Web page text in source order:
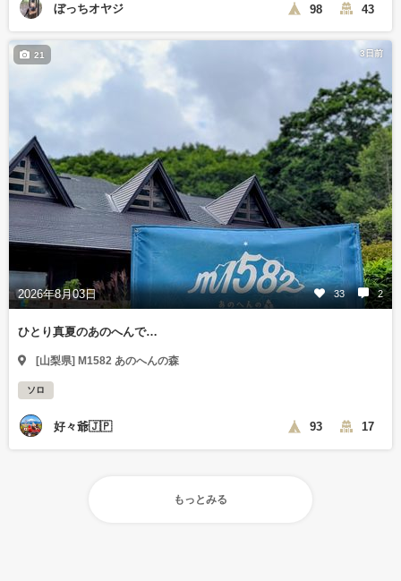
ぼっちオヤジ 98 43
3日前
2026年8月03日 33 2
21
ひとり真夏のあのへんで…
[山梨県] M1582 あのへんの森
ソロ
好々爺🇯🇵 93 17
もっとみる